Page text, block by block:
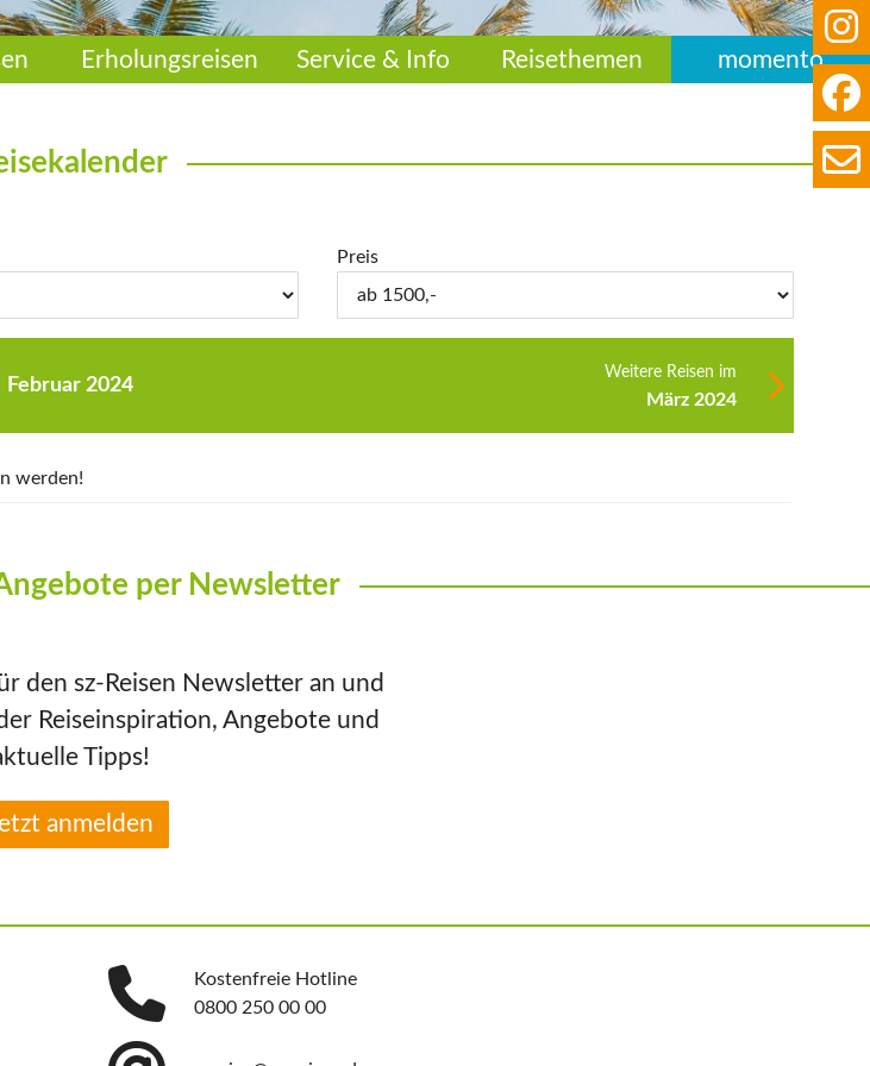
Erholungsreisen Service & Info Reisethemen momento
Preis
Februar 2024
Weitere Reisen im
März 2024
werden!
per Newsletter
den sz-Reisen Newsletter an und
Reiseinspiration, Angebote und
Tipps!
anmelden
Kostenfreie Hotline
0800 250 00 00